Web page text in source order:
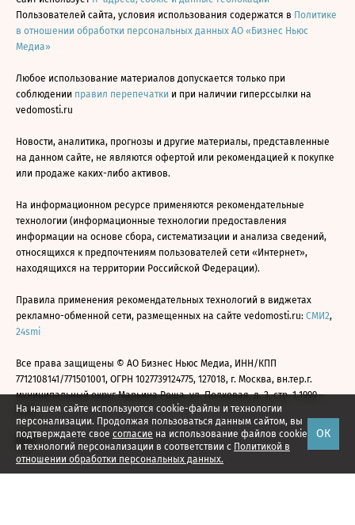
На нашем сайте используются cookie-файлы и технологии
персонализации. Продолжая пользоваться данным сайтом, вы
подтверждаете свое согласие на использование файлов cookie
и технологий персонализации в соответствии с Политикой в
отношении обработки персональных данных.
ОК
Пользователей сайта, условия использования содержатся в Политике
в отношении обработки персональных данных АО «Бизнес Ньюс
Медиа»
Любое использование материалов допускается только при
соблюдении правил перепечатки и при наличии гиперссылки на
vedomosti.ru
Новости, аналитика, прогнозы и другие материалы, представленные
на данном сайте, не являются офертой или рекомендацией к покупке
или продаже каких-либо активов.
На информационном ресурсе применяются рекомендательные
технологии (информационные технологии предоставления
информации на основе сбора, систематизации и анализа сведений,
относящихся к предпочтениям пользователей сети «Интернет»,
находящихся на территории Российской Федерации).
Правила применения рекомендательных технологий в виджетах
рекламно-обменной сети, размещенных на сайте vedomosti.ru: СМИ2,
24smi
Все права защищены © АО Бизнес Ньюс Медиа, ИНН/КПП
7712108141/771501001, ОГРН 1027739124775, 127018, г. Москва, вн.тер.г.
муниципальный округ Марьина Роща, ул. Полковая, д. 3, стр. 1 1999—
2026